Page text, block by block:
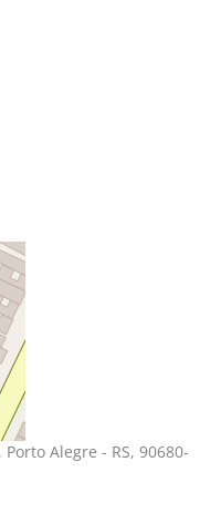
Alegre - RS, 90680-